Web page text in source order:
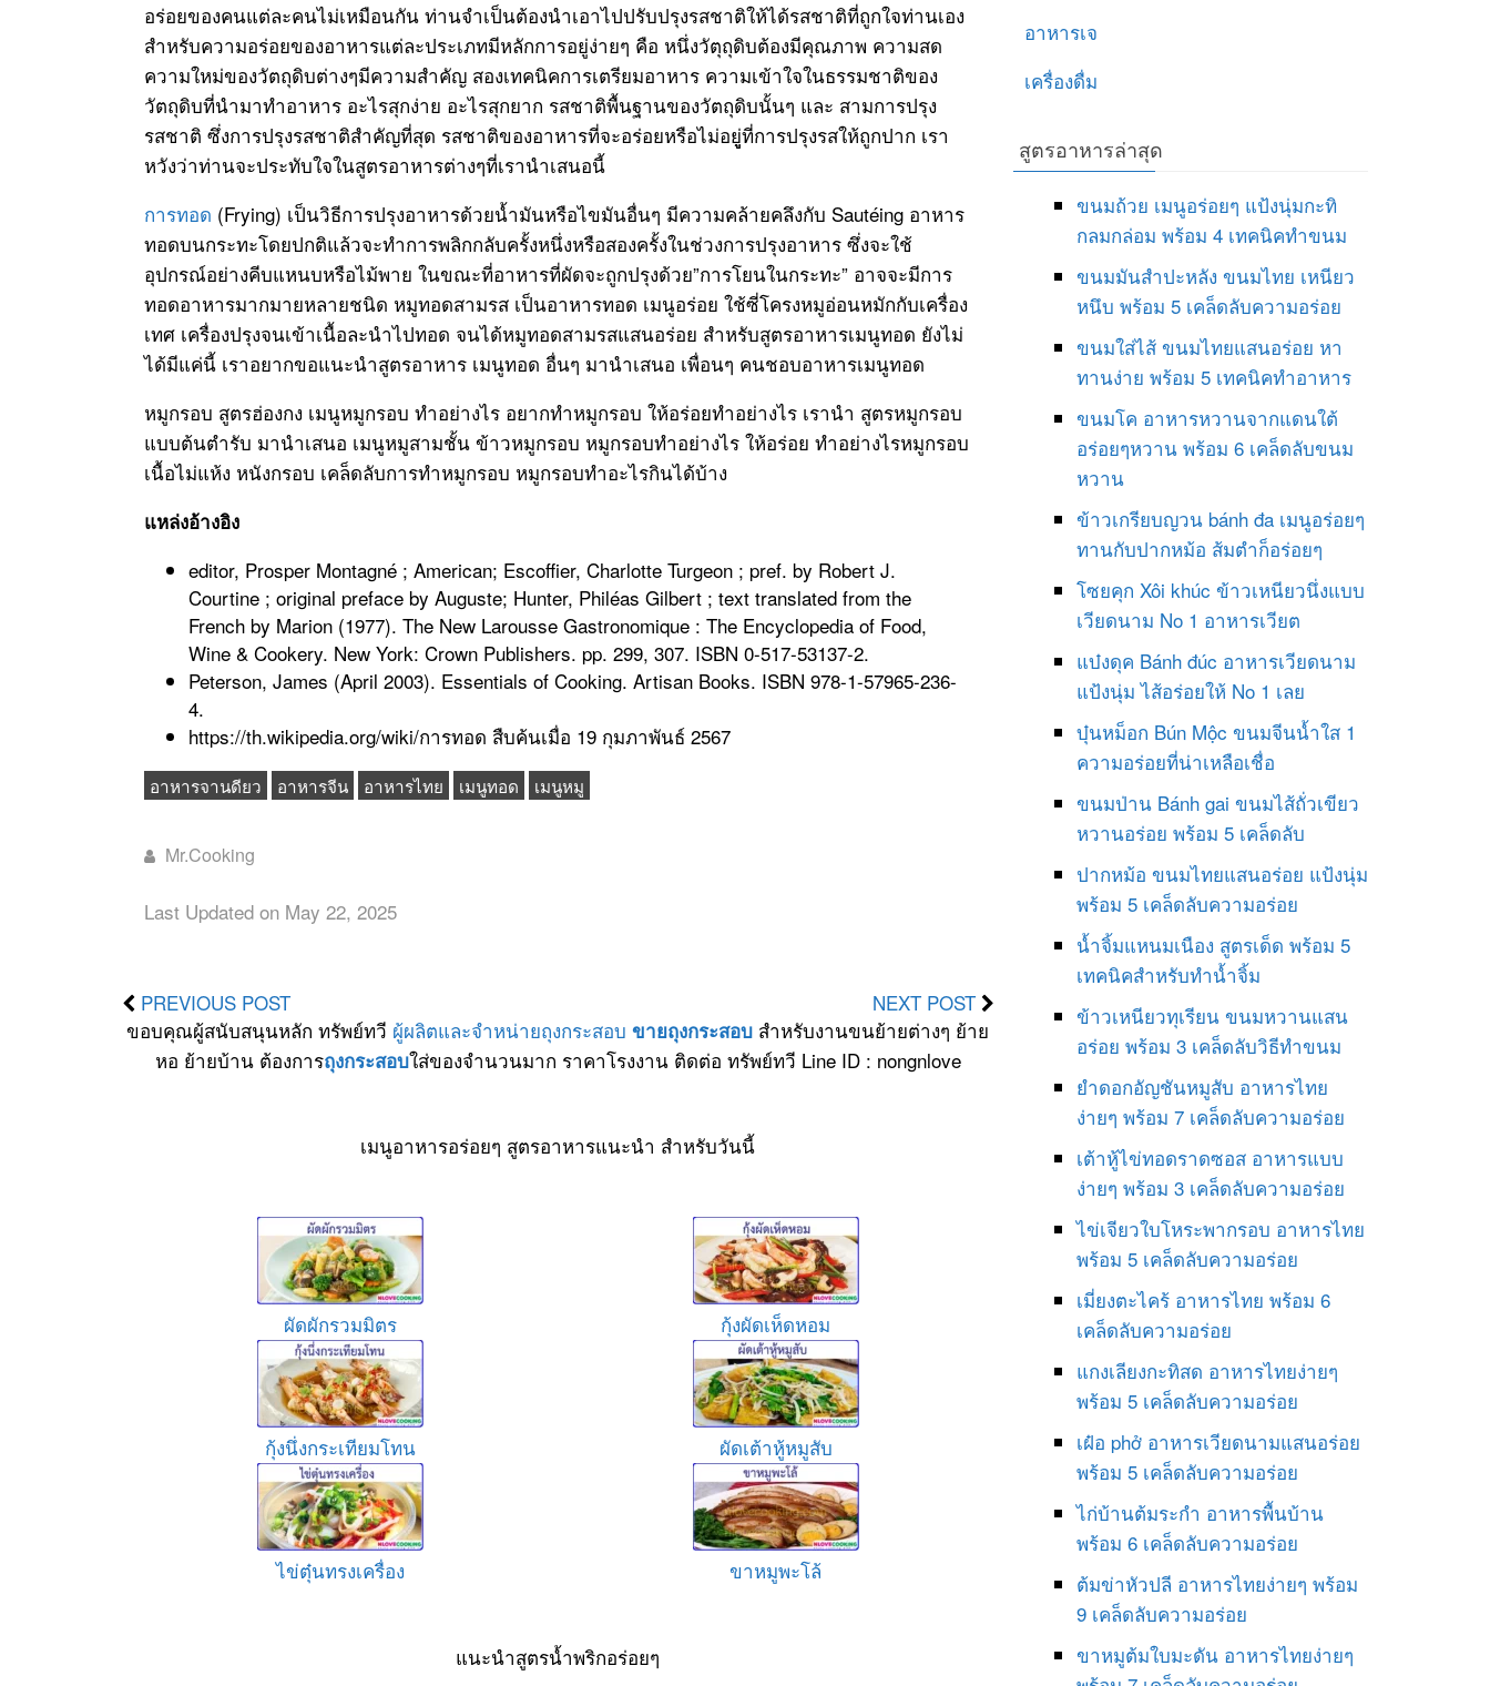
อร่อยของคนแต่ละคนไม่เหมือนกัน ท่านจำเป็นต้องนำเอาไปปรับปรุงรสชาติให้ได้รสชาติที่ถูกใจท่านเอง
สำหรับความอร่อยของอาหารแต่ละประเภทมีหลักการอยู่ง่ายๆ คือ หนึ่งวัตุถุดิบต้องมีคุณภาพ ความสด
ความใหม่ของวัตถุดิบต่างๆมีความสำคัญ สองเทคนิคการเตรียมอาหาร ความเข้าใจในธรรมชาติของ
วัตถุดิบที่นำมาทำอาหาร อะไรสุกง่าย อะไรสุกยาก รสชาติพื้นฐานของวัตถุดิบนั้นๆ และ สามการปรุง
รสชาติ ซึ่งการปรุงรสชาติสำคัญที่สุด รสชาติของอาหารที่จะอร่อยหรือไม่อยูู่ที่การปรุงรสให้ถูกปาก เรา
หวังว่าท่านจะประทับใจในสูตรอาหารต่างๆที่เรานำเสนอนี้
การทอด (Frying) เป็นวิธีการปรุงอาหารด้วยน้ำมันหรือไขมันอื่นๆ มีความคล้ายคลึงกับ Sautéing อาหาร
ทอดบนกระทะโดยปกติแล้วจะทำการพลิกกลับครั้งหนึ่งหรือสองครั้งในช่วงการปรุงอาหาร ซึ่งจะใช้
อุปกรณ์อย่างคีบแหนบหรือไม้พาย ในขณะที่อาหารที่ผัดจะถูกปรุงด้วย”การโยนในกระทะ” อาจจะมีการ
ทอดอาหารมากมายหลายชนิด หมูทอดสามรส เป็นอาหารทอด เมนูอร่อย ใช้ซี่โครงหมูอ่อนหมักกับเครื่อง
เทศ เครื่องปรุงจนเข้าเนื้อละนำไปทอด จนได้หมูทอดสามรสแสนอร่อย สำหรับสูตรอาหารเมนูทอด ยังไม่
ได้มีแค่นี้ เราอยากขอแนะนำสูตรอาหาร เมนูทอด อื่นๆ มานำเสนอ เพื่อนๆ คนชอบอาหารเมนูทอด
หมูกรอบ สูตรฮ่องกง เมนูหมูกรอบ ทำอย่างไร อยากทำหมูกรอบ ให้อร่อยทำอย่างไร เรานำ สูตรหมูกรอบ
แบบต้นตำรับ มานำเสนอ เมนูหมูสามชั้น ข้าวหมูกรอบ หมูกรอบทำอย่างไร ให้อร่อย ทำอย่างไรหมูกรอบ
เนื้อไม่แห้ง หนังกรอบ เคล็ดลับการทำหมูกรอบ หมูกรอบทำอะไรกินได้บ้าง
แหล่งอ้างอิง
editor, Prosper Montagné ; American; Escoffier, Charlotte Turgeon ; pref. by Robert J.
Courtine ; original preface by Auguste; Hunter, Philéas Gilbert ; text translated from the
French by Marion (1977). The New Larousse Gastronomique : The Encyclopedia of Food,
Wine & Cookery. New York: Crown Publishers. pp. 299, 307. ISBN 0-517-53137-2.
Peterson, James (April 2003). Essentials of Cooking. Artisan Books. ISBN 978-1-57965-236-
4.
https://th.wikipedia.org/wiki/การทอด สืบค้นเมื่อ 19 กุมภาพันธ์ 2567
อาหารจานดียว อาหารจีน อาหารไทย เมนูทอด เมนูหมู
Mr.Cooking
Last Updated on May 22, 2025
PREVIOUS POST
NEXT POST
ขอบคุณผู้สนับสนุนหลัก ทรัพย์ทวี ผู้ผลิตและจำหน่ายถุงกระสอบ ขายถุงกระสอบ สำหรับงานขนย้ายต่างๆ ย้าย
หอ ย้ายบ้าน ต้องการถุงกระสอบใส่ของจำนวนมาก ราคาโรงงาน ติดต่อ ทรัพย์ทวี Line ID : nongnlove
เมนูอาหารอร่อยๆ สูตรอาหารแนะนำ สำหรับวันนี้
ผัดผักรวมมิตร กุ้งผัดเห็ดหอม
กุ้งนึ่งกระเทียมโทน ผัดเต้าหู้หมูสับ
ไข่ตุ๋นทรงเครื่อง ขาหมูพะโล้
แนะนำสูตรน้ำพริกอร่อยๆ
อาหารเจ
เครื่องดื่ม
สูตรอาหารล่าสุด
ขนมถ้วย เมนูอร่อยๆ แป้งนุ่มกะทิ
กลมกล่อม พร้อม 4 เทคนิคทำขนม
ขนมมันสำปะหลัง ขนมไทย เหนียว
หนึบ พร้อม 5 เคล็ดลับความอร่อย
ขนมใส่ไส้ ขนมไทยแสนอร่อย หา
ทานง่าย พร้อม 5 เทคนิคทำอาหาร
ขนมโค อาหารหวานจากแดนใต้
อร่อยๆหวาน พร้อม 6 เคล็ดลับขนม
หวาน
ข้าวเกรียบญวน bánh đa เมนูอร่อยๆ
ทานกับปากหม้อ ส้มตำก็อร่อยๆ
โซยคุก Xôi khúc ข้าวเหนียวนึ่งแบบ
เวียดนาม No 1 อาหารเวียต
แบ๋งดุค Bánh đúc อาหารเวียดนาม
แป้งนุ่ม ไส้อร่อยให้ No 1 เลย
บุ๋นหม็อก Bún Mộc ขนมจีนน้ำใส 1
ความอร่อยที่น่าเหลือเชื่อ
ขนมป่าน Bánh gai ขนมไส้ถั่วเขียว
หวานอร่อย พร้อม 5 เคล็ดลับ
ปากหม้อ ขนมไทยแสนอร่อย แป้งนุ่ม
พร้อม 5 เคล็ดลับความอร่อย
น้ำจิ้มแหนมเนือง สูตรเด็ด พร้อม 5
เทคนิคสำหรับทำน้ำจิ้ม
ข้าวเหนียวทุเรียน ขนมหวานแสน
อร่อย พร้อม 3 เคล็ดลับวิธีทำขนม
ยำดอกอัญชันหมูสับ อาหารไทย
ง่ายๆ พร้อม 7 เคล็ดลับความอร่อย
เต้าหู้ไข่ทอดราดซอส อาหารแบบ
ง่ายๆ พร้อม 3 เคล็ดลับความอร่อย
ไข่เจียวใบโหระพากรอบ อาหารไทย
พร้อม 5 เคล็ดลับความอร่อย
เมี่ยงตะไคร้ อาหารไทย พร้อม 6
เคล็ดลับความอร่อย
แกงเลียงกะทิสด อาหารไทยง่ายๆ
พร้อม 5 เคล็ดลับความอร่อย
เฝ๋อ phở อาหารเวียดนามแสนอร่อย
พร้อม 5 เคล็ดลับความอร่อย
ไก่บ้านต้มระกำ อาหารพื้นบ้าน
พร้อม 6 เคล็ดลับความอร่อย
ต้มข่าหัวปลี อาหารไทยง่ายๆ พร้อม
9 เคล็ดลับความอร่อย
ขาหมูต้มใบมะดัน อาหารไทยง่ายๆ